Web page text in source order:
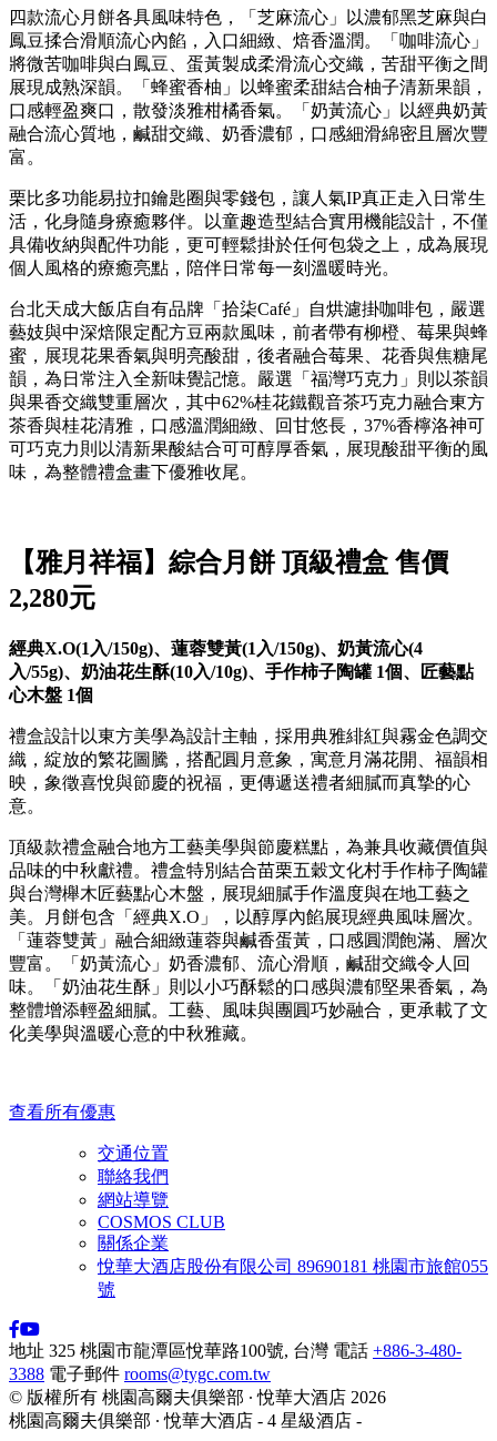
四款流心月餅各具風味特色，「芝麻流心」以濃郁黑芝麻與白
鳳豆揉合滑順流心內餡，入口細緻、焙香溫潤。「咖啡流心」
將微苦咖啡與白鳳豆、蛋黃製成柔滑流心交織，苦甜平衡之間
展現成熟深韻。「蜂蜜香柚」以蜂蜜柔甜結合柚子清新果韻，
口感輕盈爽口，散發淡雅柑橘香氣。「奶黃流心」以經典奶黃
融合流心質地，鹹甜交織、奶香濃郁，口感細滑綿密且層次豐
富。
栗比多功能易拉扣鑰匙圈與零錢包，讓人氣IP真正走入日常生
活，化身隨身療癒夥伴。以童趣造型結合實用機能設計，不僅
具備收納與配件功能，更可輕鬆掛於任何包袋之上，成為展現
個人風格的療癒亮點，陪伴日常每一刻溫暖時光。
台北天成大飯店自有品牌「拾柒Café」自烘濾掛咖啡包，嚴選
藝妓與中深焙限定配方豆兩款風味，前者帶有柳橙、莓果與蜂
蜜，展現花果香氣與明亮酸甜，後者融合莓果、花香與焦糖尾
韻，為日常注入全新味覺記憶。嚴選「福灣巧克力」則以茶韻
與果香交織雙重層次，其中62%桂花鐵觀音茶巧克力融合東方
茶香與桂花清雅，口感溫潤細緻、回甘悠長，37%香檸洛神可
可巧克力則以清新果酸結合可可醇厚香氣，展現酸甜平衡的風
味，為整體禮盒畫下優雅收尾。
【雅月祥福】綜合月餅 頂級禮盒 售價
2,280元
經典X.O(1 入/150g)、蓮蓉雙黃(1 入/150g)、奶黃流心(4
入/55g)、奶油花生酥(10入/10g)、手作柿子陶罐1個、匠藝點
心木盤 1個
禮盒設計以東方美學為設計主軸，採用典雅緋紅與霧金色調交
織，綻放的繁花圖騰，搭配圓月意象，寓意月滿花開、福韻相
映，象徵喜悅與節慶的祝福，更傳遞送禮者細膩而真摯的心
意。
頂級款禮盒融合地方工藝美學與節慶糕點，為兼具收藏價值與
品味的中秋獻禮。禮盒特別結合苗栗五穀文化村手作柿子陶罐
與台灣櫸木匠藝點心木盤，展現細膩手作溫度與在地工藝之
美。月餅包含「經典X.O」，以醇厚內餡展現經典風味層次。
「蓮蓉雙黃」融合細緻蓮蓉與鹹香蛋黃，口感圓潤飽滿、層次
豐富。「奶黃流心」奶香濃郁、流心滑順，鹹甜交織令人回
味。「奶油花生酥」則以小巧酥鬆的口感與濃郁堅果香氣，為
整體增添輕盈細膩。工藝、風味與團圓巧妙融合，更承載了文
化美學與溫暖心意的中秋雅藏。
查看所有優惠
交通位置
聯絡我們
網站導覽
COSMOS CLUB
關係企業
悅華大酒店股份有限公司 89690181 桃園市旅館055
號
地址 325 桃園市龍潭區悅華路100號, 台灣 電話 +886-3-480-
3388 電子郵件 rooms@tygc.com.tw
© 版權所有 桃園高爾夫俱樂部 ∙ 悅華大酒店 2026
桃園高爾夫俱樂部 ∙ 悅華大酒店 - 4 星級酒店 -